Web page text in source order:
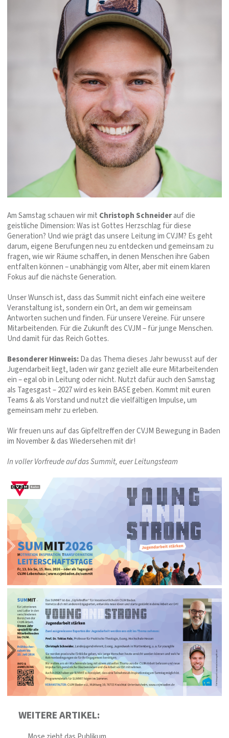
Am Samstag schauen wir mit Christoph Schneiderauf die
geistliche Dimension: Was ist Gottes Herzschlag für diese
Generation? Und wie prägt das unsere Leitung im CVJM? Es geht
darum, eigene Berufungen neu zu entdecken und gemeinsam zu
fragen, wie wir Räume schaffen, in denen Menschen ihre Gaben
entfalten können – unabhängig vom Alter, aber mit einem klaren
Fokus auf die nächste Generation.
Unser Wunsch ist, dass das Summit nicht einfach eine weitere
Veranstaltung ist, sondern ein Ort, an dem wir gemeinsam
Antworten suchen und finden. Für unsere Vereine. Für unsere
Mitarbeitenden. Für die Zukunft des CVJM – für junge Menschen.
Und damit für das Reich Gottes.
Besonderer Hinweis:Da das Thema dieses Jahr bewusst auf der
Jugendarbeit liegt, laden wir ganz gezielt alle eure Mitarbeitenden
ein – egal ob in Leitung oder nicht. Nutzt dafür auch den Samstag
als Tagesgast – 2027 wird es kein BASE geben. Kommt mit euren
Teams & als Vorstand und nutzt die vielfältigen Impulse, um
gemeinsam mehr zu erleben.
Wir freuen uns auf das Gipfeltreffen der CVJM Bewegung in Baden
im November & das Wiedersehen mit dir!
In voller Vorfreude auf das Summit, euer Leitungsteam
WEITERE ARTIKEL: